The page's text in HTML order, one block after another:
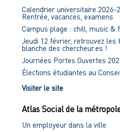
Calendrier universitaire 2026-
Rentrée, vacances, examens
Campus plage : chill, music &
Jeudi 12 février, retrouvez les
blanche des chercheur.es !
Journées Portes Ouvertes
Élections étudiantes au
Visiter le site
Atlas Social de la
Un employeur dans la ville